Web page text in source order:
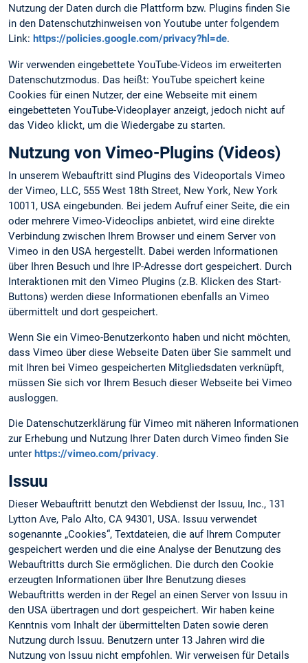
Nutzung der Daten durch die Plattform bzw. Plugins finden Sie
in den Datenschutzhinweisen von Youtube unter folgendem
Link: https://policies.google.com/privacy?hl=de.
Wir verwenden eingebettete YouTube-Videos im erweiterten
Datenschutzmodus. Das heißt: YouTube speichert keine
Cookies für einen Nutzer, der eine Webseite mit einem
eingebetteten YouTube-Videoplayer anzeigt, jedoch nicht auf
das Video klickt, um die Wiedergabe zu starten.
Nutzung von Vimeo-Plugins (Videos)
In unserem Webauftritt sind Plugins des Videoportals Vimeo
der Vimeo, LLC, 555 West 18th Street, New York, New York
10011, USA eingebunden. Bei jedem Aufruf einer Seite, die ein
oder mehrere Vimeo-Videoclips anbietet, wird eine direkte
Verbindung zwischen Ihrem Browser und einem Server von
Vimeo in den USA hergestellt. Dabei werden Informationen
über Ihren Besuch und Ihre IP-Adresse dort gespeichert. Durch
Interaktionen mit den Vimeo Plugins (z.B. Klicken des Start-
Buttons) werden diese Informationen ebenfalls an Vimeo
übermittelt und dort gespeichert.
Wenn Sie ein Vimeo-Benutzerkonto haben und nicht möchten,
dass Vimeo über diese Webseite Daten über Sie sammelt und
mit Ihren bei Vimeo gespeicherten Mitgliedsdaten verknüpft,
müssen Sie sich vor Ihrem Besuch dieser Webseite bei Vimeo
ausloggen.
Die Datenschutzerklärung für Vimeo mit näheren Informationen
zur Erhebung und Nutzung Ihrer Daten durch Vimeo finden Sie
unter https://vimeo.com/privacy.
Issuu
Dieser Webauftritt benutzt den Webdienst der Issuu, Inc., 131
Lytton Ave, Palo Alto, CA 94301, USA. Issuu verwendet
sogenannte „Cookies“, Textdateien, die auf Ihrem Computer
gespeichert werden und die eine Analyse der Benutzung des
Webauftritts durch Sie ermöglichen. Die durch den Cookie
erzeugten Informationen über Ihre Benutzung dieses
Webauftritts werden in der Regel an einen Server von Issuu in
den USA übertragen und dort gespeichert. Wir haben keine
Kenntnis vom Inhalt der übermittelten Daten sowie deren
Nutzung durch Issuu. Benutzern unter 13 Jahren wird die
Nutzung von Issuu nicht empfohlen. Wir verweisen für Details